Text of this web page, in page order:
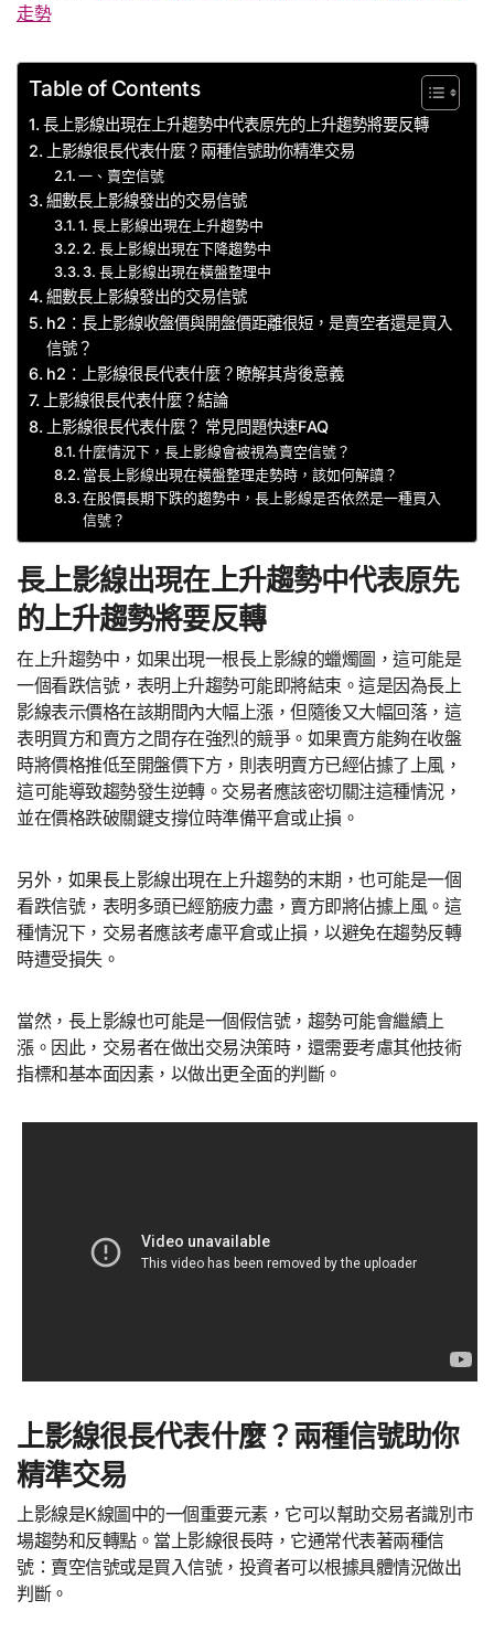
走勢
Table of Contents
長上影線出現在上升趨勢中代表原先的上升趨勢將要反轉
上影線很長代表什麼？兩種信號助你精準交易
一、賣空信號
細數長上影線發出的交易信號
1. 長上影線出現在上升趨勢中
2. 長上影線出現在下降趨勢中
3. 長上影線出現在橫盤整理中
細數長上影線發出的交易信號
h2：長上影線收盤價與開盤價距離很短，是賣空者還是買入
信號？
h2：上影線很長代表什麼？瞭解其背後意義
上影線很長代表什麼？結論
上影線很長代表什麼？ 常見問題快速FAQ
什麼情況下，長上影線會被視為賣空信號？
當長上影線出現在橫盤整理走勢時，該如何解讀？
在股價長期下跌的趨勢中，長上影線是否依然是一種買入
信號？
長上影線出現在上升趨勢中代表原先
的上升趨勢將要反轉
在上升趨勢中，如果出現一根長上影線的蠟燭圖，這可能是
一個看跌信號，表明上升趨勢可能即將結束。這是因為長上
影線表示價格在該期間內大幅上漲，但隨後又大幅回落，這
表明買方和賣方之間存在強烈的競爭。如果賣方能夠在收盤
時將價格推低至開盤價下方，則表明賣方已經佔據了上風，
這可能導致趨勢發生逆轉。交易者應該密切關注這種情況，
並在價格跌破關鍵支撐位時準備平倉或止損。
另外，如果長上影線出現在上升趨勢的末期，也可能是一個
看跌信號，表明多頭已經筋疲力盡，賣方即將佔據上風。這
種情況下，交易者應該考慮平倉或止損，以避免在趨勢反轉
時遭受損失。
當然，長上影線也可能是一個假信號，趨勢可能會繼續上
漲。因此，交易者在做出交易決策時，還需要考慮其他技術
指標和基本面因素，以做出更全面的判斷。
上影線很長代表什麼？兩種信號助你
精準交易
上影線是K線圖中的一個重要元素，它可以幫助交易者識別市
場趨勢和反轉點。當上影線很長時，它通常代表著兩種信
號：賣空信號或是買入信號，投資者可以根據具體情況做出
判斷。